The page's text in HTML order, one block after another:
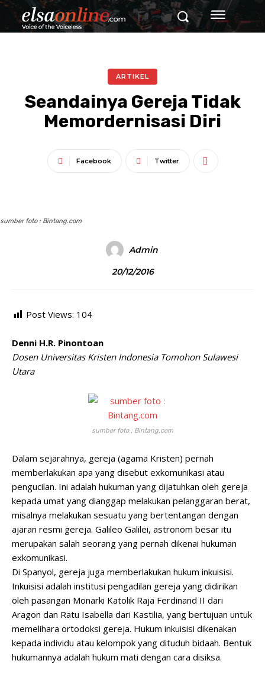
ARTIKEL
Seandainya Gereja Tidak
Memordernisasi Diri
Facebook Twitter
sumber foto : Bintang.com
Admin
20/12/2016
Post Views: 104
Denni H.R. Pinontoan
Dosen Universitas Kristen Indonesia Tomohon Sulawesi
Utara
sumber foto : Bintang.com
Dalam sejarahnya, gereja (agama Kristen) pernah
memberlakukan apa yang disebut exkomunikasi atau
pengucilan. Ini adalah hukuman yang dijatuhkan oleh gereja
kepada umat yang dianggap melakukan pelanggaran berat,
misalnya melakukan sesuatu yang bertentangan dengan
ajaran resmi gereja. Galileo Galilei, astronom besar itu
merupakan salah seorang yang pernah dikenai hukuman
exkomunikasi.
Di Spanyol, gereja juga memberlakukan hukum inkuisisi.
Inkuisisi adalah institusi pengadilan gereja yang didirikan
oleh pasangan Monarki Katolik Raja Ferdinand II dari
Aragon dan Ratu Isabella dari Kastilia, yang bertujuan untuk
memelihara ortodoksi gereja. Hukum inkuisisi dikenakan
kepada individu atau kelompok yang dituduh bidaah. Bentuk
hukumannya adalah hukum mati dengan cara disiksa.